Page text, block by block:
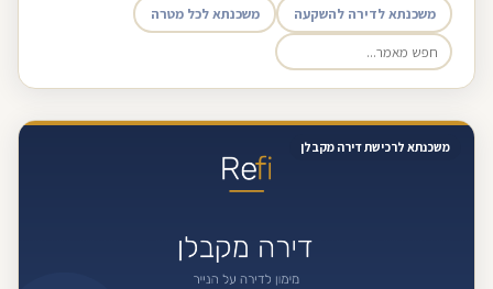
משכנתא לדירה להשקעה משכנתא לכל מטרה
משכנתא לרכישת דירה מקבלן